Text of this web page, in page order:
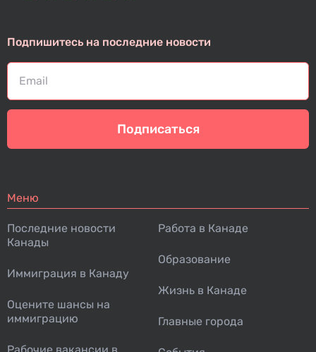
Подпишитесь на последние новости
Подписаться
Меню
Последние новости
Канады
Иммиграция в Канаду
Оцените шансы на
иммиграцию
Работа в Канаде
Образование
Жизнь в Канаде
Главные города